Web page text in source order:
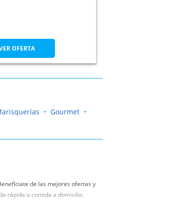
OFERTA
Gourmet
de las mejores ofertas y
rápida o comida a domicilio.